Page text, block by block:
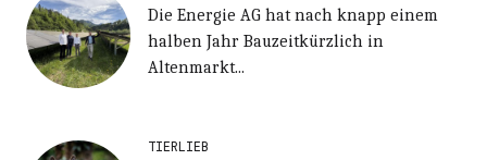
Die Energie AG hat nach knapp einem
halben Jahr Bauzeitkürzlich in
Altenmarkt...
TIERLIEB